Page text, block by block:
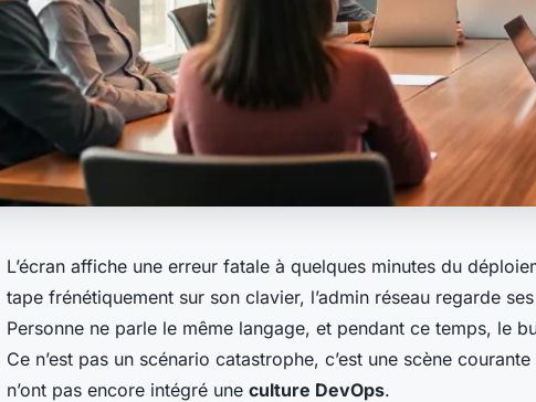
L’écran affiche une erreur fatale à quelques minutes du
tape frénétiquement sur son clavier, l’admin réseau regarde
Personne ne parle le même langage, et pendant ce temps, le
Ce n’est pas un scénario catastrophe, c’est une scène
n’ont pas encore intégré une culture DevOps.